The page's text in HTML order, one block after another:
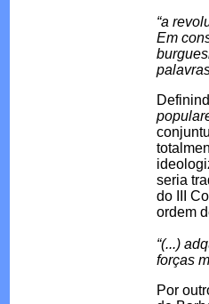
“a
Em
seria
do III
ordem
“(...)
forças
Por